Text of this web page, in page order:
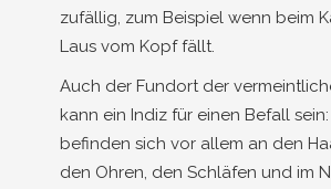
zufällig, zum Beispiel wenn beim
Laus vom Kopf fällt.
Auch der Fundort der
kann ein Indiz für einen Befall
befinden sich vor allem an den
den Ohren, den Schläfen und im